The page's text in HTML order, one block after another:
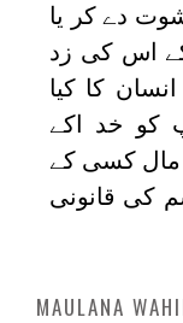
دے کر یا
اس کی زد
کا کیا
کو خد اکے
مال کسی کے
کی قانونی
MAULANA